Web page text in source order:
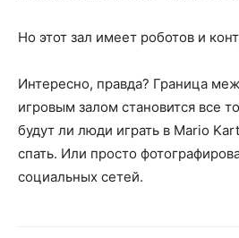
Но этот зал имеет роботов и
Интересно, правда? Граница
игровым залом становится все
будут ли люди играть в Mario
спать. Или просто
социальных сетей.